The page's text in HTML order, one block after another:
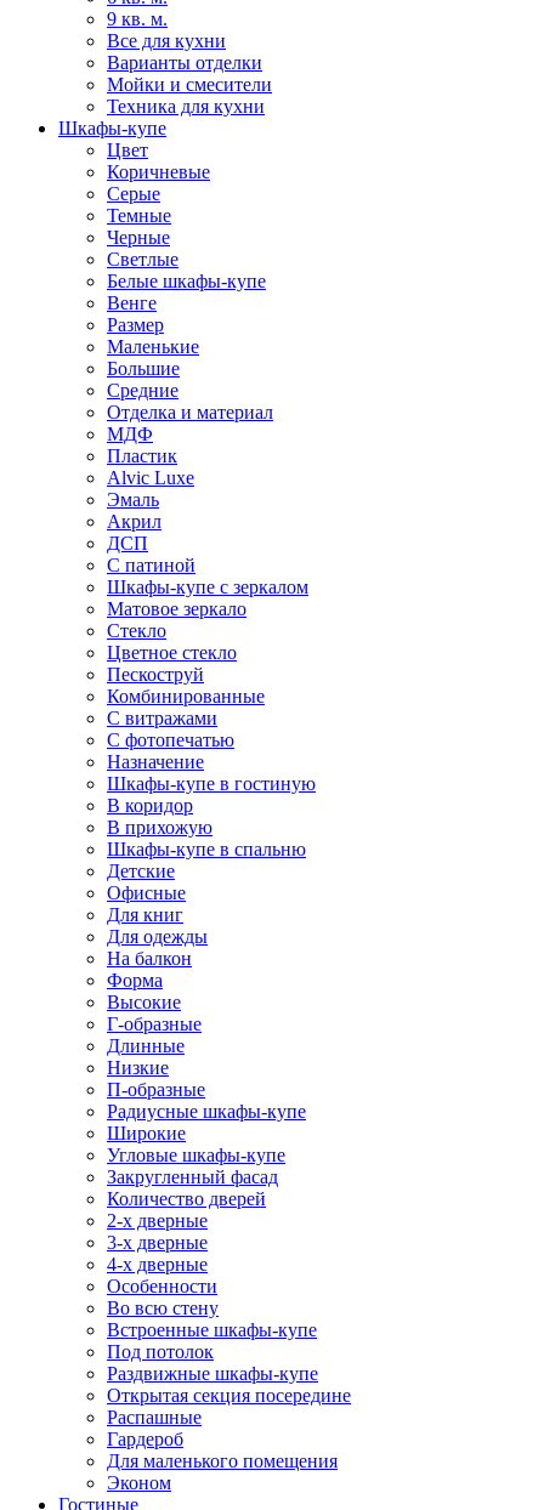
9 кв. м.
Все для кухни
Варианты отделки
Мойки и смесители
Техника для кухни
Шкафы-купе
Цвет
Коричневые
Серые
Темные
Черные
Светлые
Белые шкафы-купе
Венге
Размер
Маленькие
Большие
Средние
Отделка и материал
МДФ
Пластик
Alvic Luxe
Эмаль
Акрил
ДСП
С патиной
Шкафы-купе с зеркалом
Матовое зеркало
Стекло
Цветное стекло
Пескоструй
Комбинированные
С витражами
С фотопечатью
Назначение
Шкафы-купе в гостиную
В коридор
В прихожую
Шкафы-купе в спальню
Детские
Офисные
Для книг
Для одежды
На балкон
Форма
Высокие
Г-образные
Длинные
Низкие
П-образные
Радиусные шкафы-купе
Широкие
Угловые шкафы-купе
Закругленный фасад
Количество дверей
2-х дверные
3-х дверные
4-х дверные
Особенности
Во всю стену
Встроенные шкафы-купе
Под потолок
Раздвижные шкафы-купе
Открытая секция посередине
Распашные
Гардероб
Для маленького помещения
Эконом
Гостиные